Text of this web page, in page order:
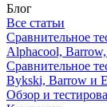
Блог
Все статьи
Сравнительное
Alphacool,
Сравнительное
Bykski, Barrow и
Обзор и